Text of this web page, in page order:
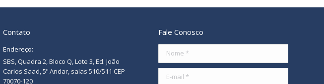
Contato
Endereço:
SBS, Quadra 2, Bloco Q, Lote 3, Ed. João
Carlos Saad, 5º Andar, salas 510/511 CEP
70070-120
Fale Conosco
Nome *
E-mail *